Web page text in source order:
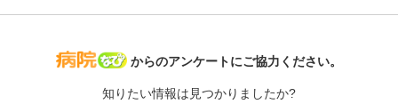
病院なび
からのアンケートにご協力ください。
知りたい情報は見つかりましたか?